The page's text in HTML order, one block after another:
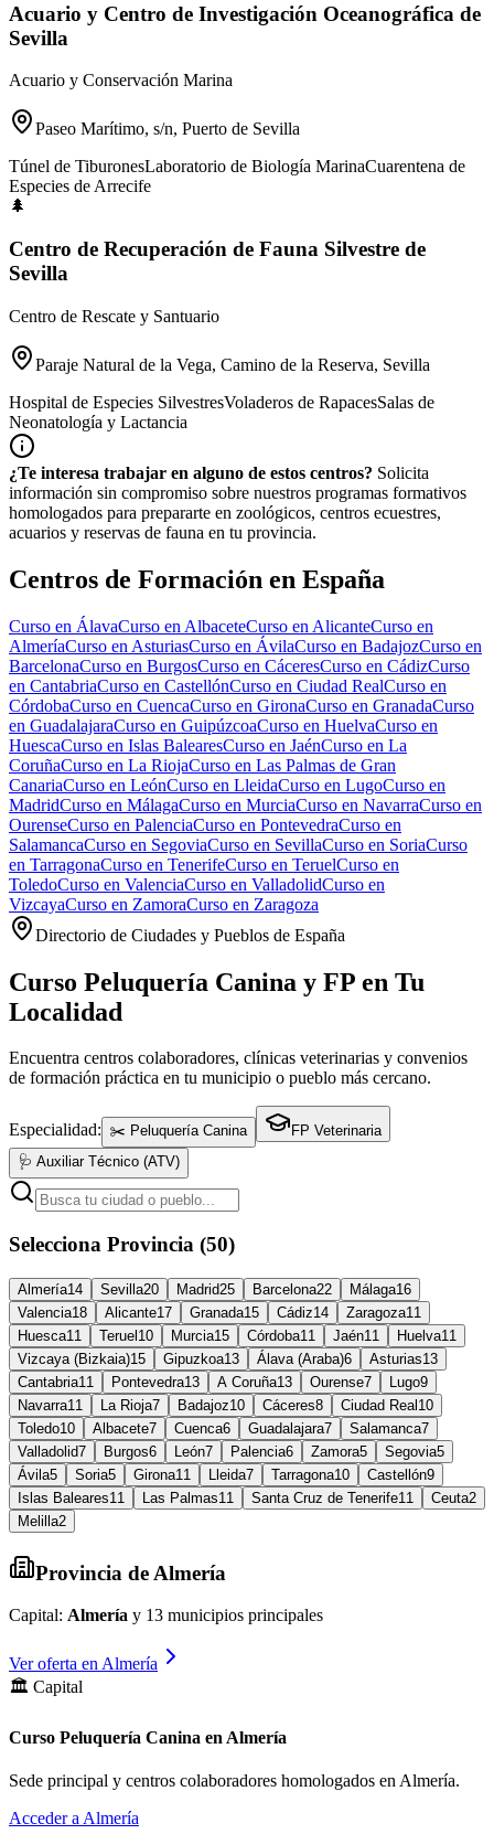
Acuario y Centro de Investigación Oceanográfica de
Sevilla
Acuario y Conservación Marina
Paseo Marítimo, s/n, Puerto de Sevilla
Túnel de TiburonesLaboratorio de Biología MarinaCuarentena de
Especies de Arrecife
🌲
Centro de Recuperación de Fauna Silvestre de
Sevilla
Centro de Rescate y Santuario
Paraje Natural de la Vega, Camino de la Reserva, Sevilla
Hospital de Especies SilvestresVoladeros de RapacesSalas de
Neonatología y Lactancia
¿Te interesa trabajar en alguno de estos centros? Solicita
información sin compromiso sobre nuestros programas formativos
homologados para prepararte en zoológicos, centros ecuestres,
acuarios y reservas de fauna en tu provincia.
Centros de Formación en España
Curso en ÁlavaCurso en AlbaceteCurso en AlicanteCurso en
AlmeríaCurso en AsturiasCurso en ÁvilaCurso en BadajozCurso en
BarcelonaCurso en BurgosCurso en CáceresCurso en CádizCurso
en CantabriaCurso en CastellónCurso en Ciudad RealCurso en
CórdobaCurso en CuencaCurso en GironaCurso en GranadaCurso
en GuadalajaraCurso en GuipúzcoaCurso en HuelvaCurso en
HuescaCurso en Islas BalearesCurso en JaénCurso en La
CoruñaCurso en La RiojaCurso en Las Palmas de Gran
CanariaCurso en LeónCurso en LleidaCurso en LugoCurso en
MadridCurso en MálagaCurso en MurciaCurso en NavarraCurso en
OurenseCurso en PalenciaCurso en PontevedraCurso en
SalamancaCurso en SegoviaCurso en SevillaCurso en SoriaCurso
en TarragonaCurso en TenerifeCurso en TeruelCurso en
ToledoCurso en ValenciaCurso en ValladolidCurso en
VizcayaCurso en ZamoraCurso en Zaragoza
Directorio de Ciudades y Pueblos de España
Curso Peluquería Canina y FP en Tu
Localidad
Encuentra centros colaboradores, clínicas veterinarias y convenios
de formación práctica en tu municipio o pueblo más cercano.
Especialidad: ✂️ Peluquería Canina
FP Veterinaria
🩺 Auxiliar Técnico (ATV)
Selecciona Provincia (50)
Almería14 Sevilla20 Madrid25 Barcelona22 Málaga16
Valencia18 Alicante17 Granada15 Cádiz14 Zaragoza11
Huesca11 Teruel 10 Murcia15 Córdoba11 Jaén11 Huelva11
Vizcaya (Bizkaia)15 Gipuzkoa13 Álava (Araba)6 Asturias13
Cantabria11 Pontevedra13 A Coruña13 Ourense7 Lugo9
Navarra11 La Rioja7 Badajoz10 Cáceres8 Ciudad Real 10
Toledo10 Albacete7 Cuenca6 Guadalajara7 Salamanca7
Valladolid7 Burgos6 León7 Palencia6 Zamora5 Segovia5
Ávila5 Soria5 Girona11 Lleida7 Tarragona10 Castellón9
Islas Baleares11 Las Palmas11 Santa Cruz de Tenerife11 Ceuta2
Melilla2
Provincia de Almería
Capital: Almería y 13 municipios principales
Ver oferta en Almería
🏛️ Capital
Curso Peluquería Canina en Almería
Sede principal y centros colaboradores homologados en Almería.
Acceder a Almería